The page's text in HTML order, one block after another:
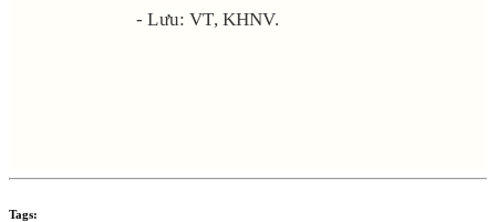
- Lưu: VT, KHNV.
Tags: